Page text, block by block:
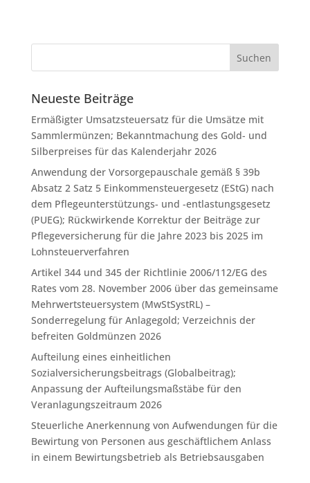
Neueste Beiträge
Ermäßigter Umsatzsteuersatz für die Umsätze mit
Sammlermünzen; Bekanntmachung des Gold- und
Silberpreises für das Kalenderjahr 2026
Anwendung der Vorsorgepauschale gemäß § 39b
Absatz 2 Satz 5 Einkommensteuergesetz (EStG) nach
dem Pflegeunterstützungs- und -entlastungsgesetz
(PUEG); Rückwirkende Korrektur der Beiträge zur
Pflegeversicherung für die Jahre 2023 bis 2025 im
Lohnsteuerverfahren
Artikel 344 und 345 der Richtlinie 2006/112/EG des
Rates vom 28. November 2006 über das gemeinsame
Mehrwertsteuersystem (MwStSystRL) –
Sonderregelung für Anlagegold; Verzeichnis der
befreiten Goldmünzen 2026
Aufteilung eines einheitlichen
Sozialversicherungsbeitrags (Globalbeitrag);
Anpassung der Aufteilungsmaßstäbe für den
Veranlagungszeitraum 2026
Steuerliche Anerkennung von Aufwendungen für die
Bewirtung von Personen aus geschäftlichem Anlass
in einem Bewirtungsbetrieb als Betriebsausgaben